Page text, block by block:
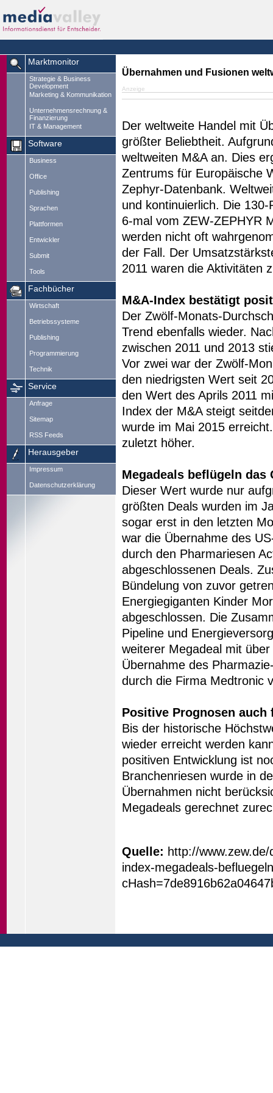
Marktmonitor
Strategie & Business
Development
Marketing & Kommunikation
Unternehmensrechnung &
Finanzierung
IT & Management
Software
Business
Office
Publishing
Sprachen
Plattformen
Entwickler
Submit
Tools
Fachbücher
Wirtschaft
Betriebssysteme
Publishing
Programmierung
Technik
Service
Anfrage
Sitemap
RSS Feeds
Herausgeber
Impressum
Datenschutzerklärung
Übernahmen und Fusionen
Anzeige
Der weltweite Handel mit
größter Beliebtheit.
weltweiten M&A an. Dies
Zentrums für Europäische
Zephyr-Datenbank.
und kontinuierlich. Die
6-mal vom ZEW-ZEPHYR
werden nicht oft
der Fall. Der
2011 waren die Aktivitäten
M&A-Index bestätigt
Der Zwölf-Monats-
Trend ebenfalls wieder.
zwischen 2011 und 2013
Vor zwei war der Zwölf-
den niedrigsten Wert seit
den Wert des Aprils 2011
Index der M&A steigt
wurde im Mai 2015
zuletzt höher.
Megadeals beflügeln das
Dieser Wert wurde nur
größten Deals wurden im
sogar erst in den letzten
war die Übernahme des
durch den Pharmariesen
abgeschlossenen Deals.
Bündelung von zuvor
Energiegiganten Kinder
abgeschlossen. Die
Pipeline und
weiterer Megadeal mit
Übernahme des
durch die Firma Medtronic
Positive Prognosen auch
Bis der historische
wieder erreicht werden
positiven Entwicklung ist
Branchenriesen wurde in
Übernahmen nicht
Megadeals gerechnet
Quelle: http://
index-megadeals-